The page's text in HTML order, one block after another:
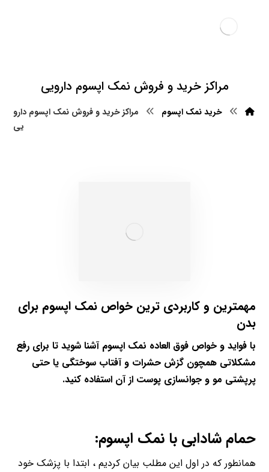
مراکز خرید و فروش نمک اپسوم دارویی
خرید نمک اپسوم
مراکز خرید و فروش نمک اپسوم دارو
یی
مهمترین و کاربردی ترین خواص نمک اپسوم برای
بدن
با فواید و خواص فوق العاده نمک اپسوم آشنا شوید تا برای رفع
مشکلاتی همچون گزش حشرات و آفتاب سوختگی یا حتی
پرپشتی مو و جوانسازی پوست از آن استفاده کنید.
حمام شادابی با نمک اپسوم:
همانطور که در اول این مطلب بیان کردیم ، ابتدا با پزشک خود